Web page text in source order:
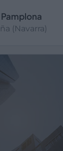
(Navarra)